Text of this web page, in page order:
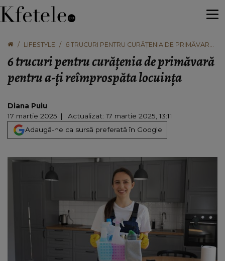
LIFESTYLE
6 TRUCURI PENTRU CURĂȚENIA DE PRIMĂVARĂ
6 trucuri pentru curățenia de primăvară
pentru a-ți reîmprospăta locuința
Diana Puiu
17 martie 2025
Actualizat: 17 martie 2025, 13:11
Adaugă-ne ca sursă preferată în Google